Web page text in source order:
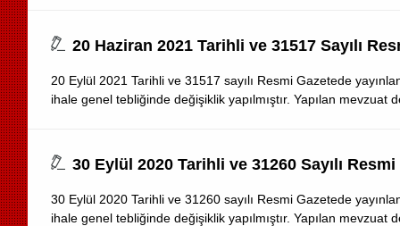
20 Haziran 2021 Tarihli ve 31517 Sayılı
20 Eylül 2021 Tarihli ve 31517 sayılı Resmi Gazetede
ihale genel tebliğinde değişiklik yapılmıştır. Yapılan mevzuat
30 Eylül 2020 Tarihli ve 31260 Sayılı
30 Eylül 2020 Tarihli ve 31260 sayılı Resmi Gazetede
ihale genel tebliğinde değişiklik yapılmıştır. Yapılan mevzuat